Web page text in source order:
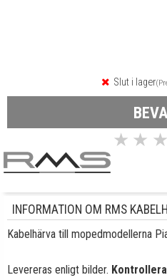
Slut i lager
★ ★ ★
INFORMATION OM RMS
Kabelhärva till mopedmodellerna
Levereras enligt bilder.